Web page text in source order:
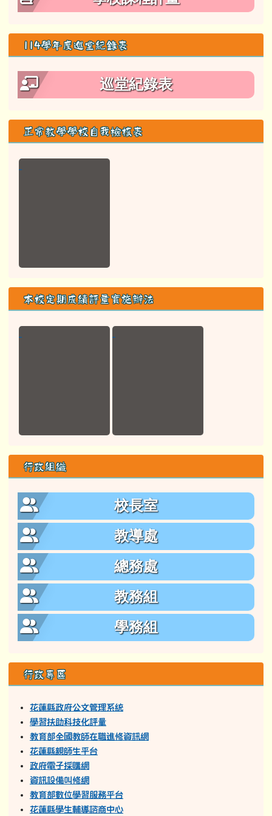
114學年度巡堂紀錄表
巡堂紀錄表
正常教學學校自我檢核表
本校定期成績評量實施辦法
行政組織
校長室
教導處
總務處
教務組
學務組
行政專區
花蓮縣政府公文管理系統
學習扶助科技化評量
教育部全國教師在職進修資訊網
花蓮縣親師生平台
政府電子採購網
資訊設備叫修網
教育部數位學習服務平台
花蓮縣學生輔導諮商中心